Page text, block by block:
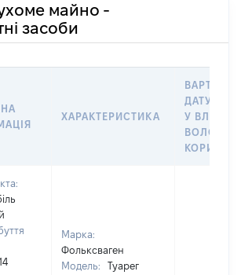
майно -
засоби
ХАРАКТЕРИСТИКА
ВАРТІСТЬ
ДАТУ
У
Марка:
Фольксваген
Модель:
Туарег